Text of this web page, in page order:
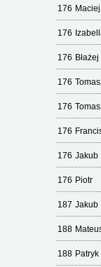
176 Maciej
176
176 Błażej
176
176
176
176 Jakub
176 Piotr
187 Jakub
188
188 Patryk